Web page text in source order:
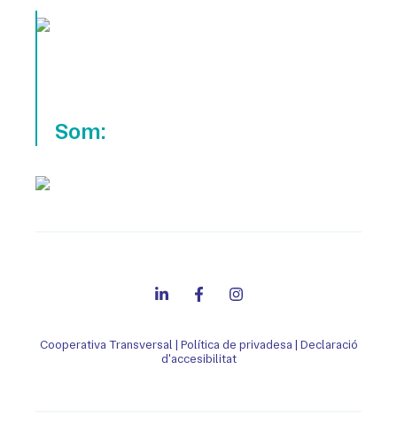
Som:
Cooperativa Transversal | Política de privadesa | Declaració
d'accesibilitat